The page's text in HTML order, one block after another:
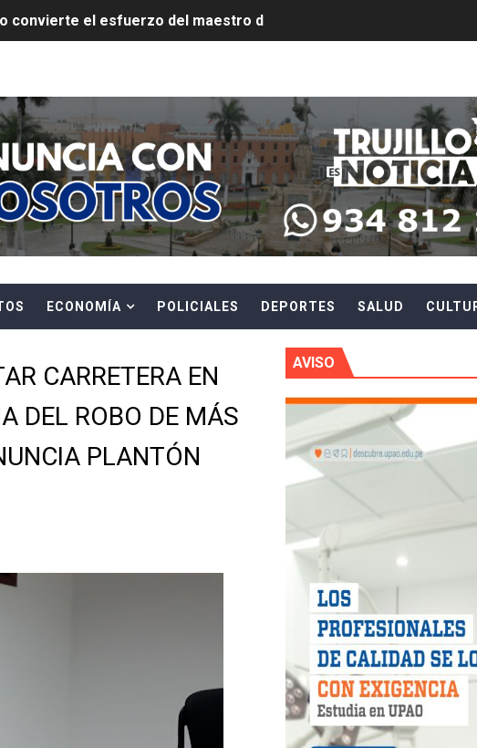
convierte el esfuerzo del maestro de obra en beneficios para toda
a la inversión privada y medidas contra fenómeno El Niño
Y BRINDA RECOMENDACIONES PARA EVITAR ROBOS Y
LOS CABLES EN DESUSO Y EXHORTA A LA CIUDADANÍA A
PONERSE AL DÍA EN SU RECIBO Y PARTICIPAR EN EL SORTEO DE
nacional Orgullo Emprendedor con más de S/180,000 en
estuvieron relacionadas con el servicio móvil en primer semestre
de La Libertad fueron sobre el servicio móvil en el primer
COMO DIPUTADO "POR LA PACIFICACIÓN DE LA LIBERTAD"
ACREDITACIÓN DEL PROGRAMA “APRENDIENDO CON ENERGÍA” DE
pagar por telefonía, internet o televisión de paga mientras no
MESES DE GESTIÓN RECUPERARÁ LAS PISTAS DE FLORENCIA DE
POR NO RESPETARSE LAS DISTANCIAS MÍNIMAS DE
o telefonía solo toma un día hábil
verificar la cobertura móvil de tu destino con Checa tu señal
ACCEDE A FACILIDADES DE PAGO Y PARTICIPA EN EL SORTEO
ECONOMÍA POLICIALES DEPORTES SALUD
CARRETERA EN
DEL ROBO DE MÁS
PLANTÓN
AVISO